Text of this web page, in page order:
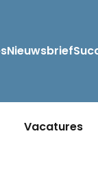
Nieuwsbrief
Vacatures